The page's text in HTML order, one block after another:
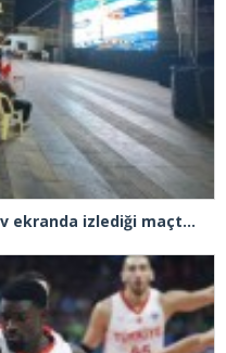
Arnavutköy’de yüzlerce kişi dev ekranda izlediği maçta Türkiye, Yunanistan’ı 94-68 yendi